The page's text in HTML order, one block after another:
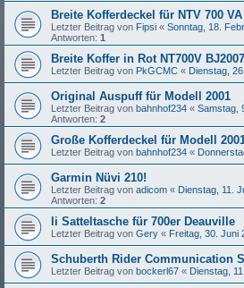
Breite Kofferdeckel für NTV 700
Letzter Beitrag von Fipsi « Sonntag, 18.
Antworten: 1
Breite Koffer in Rot NT700V BJ2007
Letzter Beitrag von PkGCMC « Dienstag,
Original Auspuff für Modell 2001
Letzter Beitrag von bahnhof234 « Samstag,
Antworten: 2
Große Kofferdeckel für Modell
Letzter Beitrag von bahnhof234 «
Garmin Nüvi 210!
Letzter Beitrag von adicom « Dienstag, 11.
Antworten: 2
li Satteltasche für 700er Deauville
Letzter Beitrag von Gery « Freitag, 30. Juni
Schuberth Rider Communication
Letzter Beitrag von bockerl67 « Dienstag,